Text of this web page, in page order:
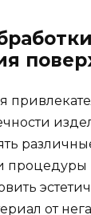
процедуры
от